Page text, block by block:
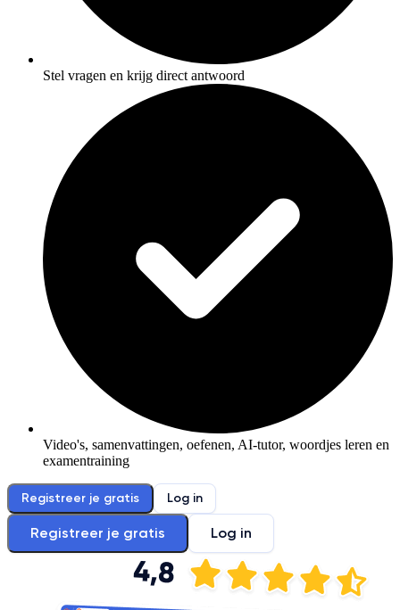
Stel vragen en krijg direct antwoord
Video's, samenvattingen, oefenen, AI-tutor, woordjes leren en
examentraining
Registreer je gratis Log in
Registreer je gratis Log in